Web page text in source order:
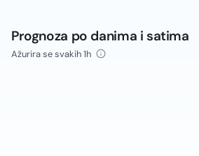
Prognoza po danima i satima
Ažurira se svakih 1h